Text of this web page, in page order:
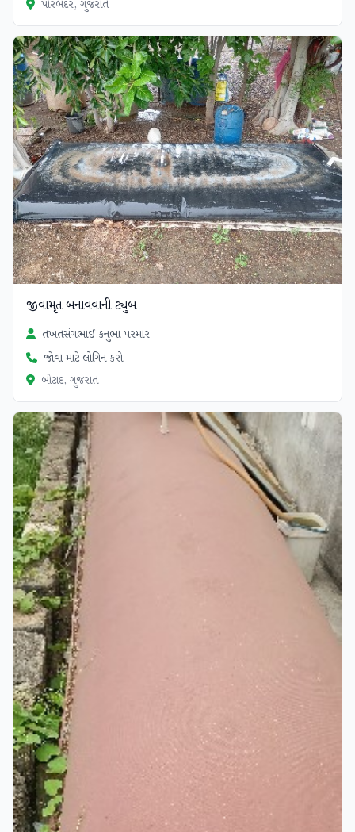
પોરબંદર, ગુજરાત
જીવામૃત બનાવવાની ટ્યુબ
તખતસંગભાઈ કનુભા પરમાર
જોવા માટે લોગિન કરો
બોટાદ, ગુજરાત